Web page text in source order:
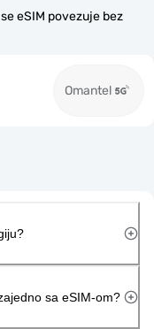
eSIM povezuje bez
Omantel
sa eSIM-om?